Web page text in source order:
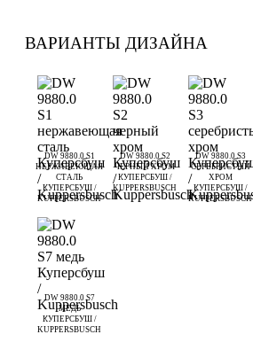
ВАРИАНТЫ ДИЗАЙНА
DW 9880.0 S1
НЕРЖАВЕЮЩАЯ
СТАЛЬ
КУПЕРСБУШ /
KUPPERSBUSCH
DW 9880.0 S2
ЧЕРНЫЙ ХРОМ
КУПЕРСБУШ /
KUPPERSBUSCH
DW 9880.0 S3
СЕРЕБРИСТЫЙ
ХРОМ
КУПЕРСБУШ /
KUPPERSBUSCH
DW 9880.0 S7
МЕДЬ
КУПЕРСБУШ /
KUPPERSBUSCH